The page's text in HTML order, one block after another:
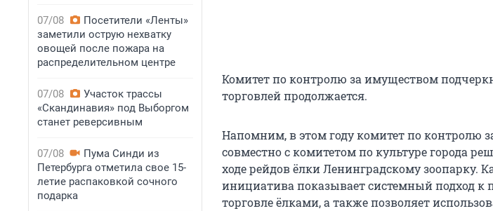
07/08
Посетители «Ленты»
заметили острую нехватку
овощей после пожара на
распределительном центре
07/08
Участок трассы
«Скандинавия» под Выборгом
станет реверсивным
07/08
Пума Синди из
Петербурга отметила свое 15-
летие распаковкой сочного
подарка
Комитет по контролю за имуществом
торговлей продолжается.
Напомним, в этом году комитет по контролю
совместно с комитетом по культуре города
ходе рейдов ёлки Ленинградскому зоопарку.
инициатива показывает системный подход к
торговле ёлками, а также позволяет